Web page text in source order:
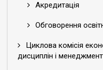
Акредитація
Обговорення
Циклова комісія
дисциплін і